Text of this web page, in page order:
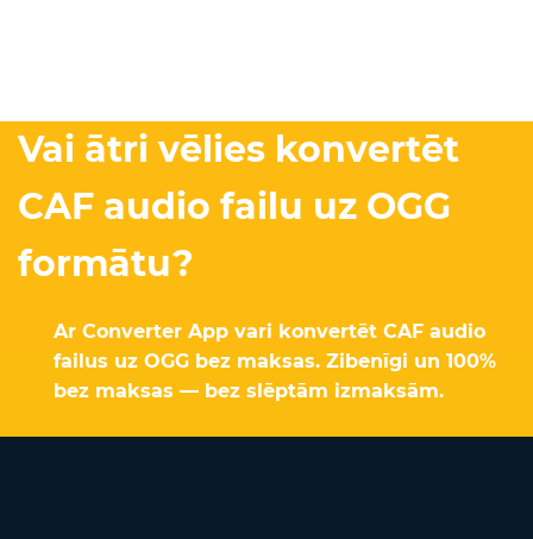
Vai ātri vēlies konvertēt
CAF audio failu uz OGG
formātu?
Ar Converter App vari konvertēt CAF audio
failus uz OGG bez maksas. Zibenīgi un 100%
bez maksas — bez slēptām izmaksām.